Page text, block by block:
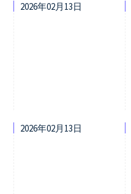
2026年02月13日
2026年02月13日